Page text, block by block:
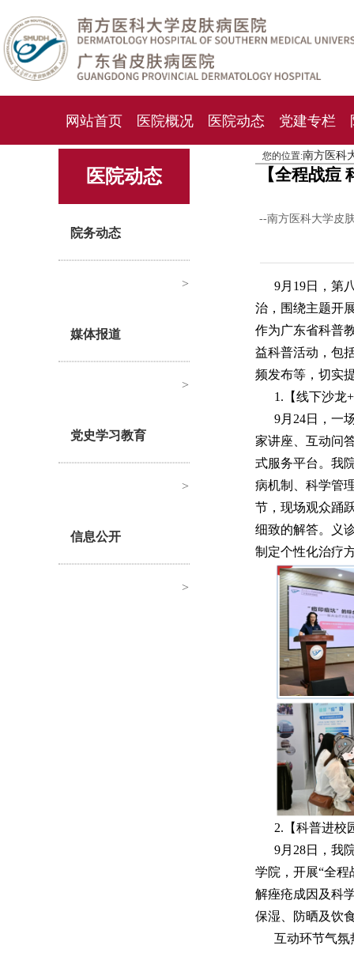
网站首页 医院概况 医院动态 党建专栏
化妆品检测中心 就诊指南 人才
医院动态
院务动态
>
媒体报道
>
党史学习教育
>
信息公开
>
您的位置:南方医科
【全程战
--南方医科大学皮
9月19日，第
治，围绕主题开
作为广东省科普
益科普活动，包
频发布等，切实
1.【线下沙龙
9月24日，一
家讲座、互动问
式服务平台。我
病机制、科学管
节，现场观众踊
细致的解答。义
制定个性化治疗
2.【科普进校
9月28日，我
学院，开展“全
解痤疮成因及科
保湿、防晒及饮
互动环节气